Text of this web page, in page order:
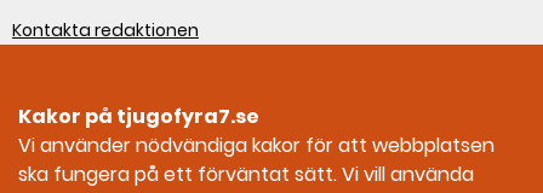
Kontakta redaktionen
Sociala medier
Kakor på tjugofyra7.se
Vi använder nödvändiga kakor för att webbplatsen
ska fungera på ett förväntat sätt. Vi vill använda